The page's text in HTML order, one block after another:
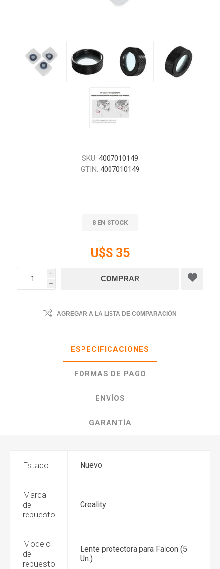
SKU: 4007010149
GTIN: 4007010149
8 EN STOCK
U$S 35
i
h
AGREGAR A LA LISTA DE COMPARACIÓN
ESPECIFICACIONES
FORMAS DE PAGO
ENVÍOS
GARANTÍA
Estado Nuevo
Marca
del
repuesto
Creality
Modelo
del
repuesto
Lente protectora para Falcon (5
Un.)